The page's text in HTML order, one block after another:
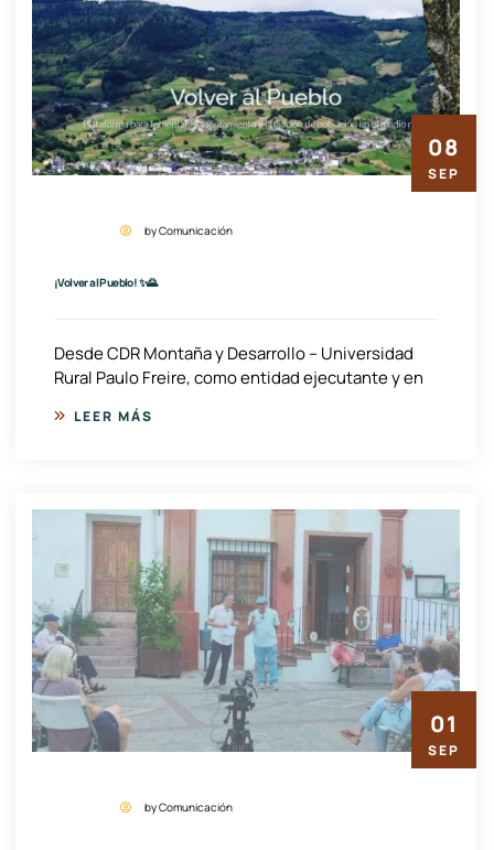
by Comunicación
¡Volver al Pueblo! ✨🌄
Desde CDR Montaña y Desarrollo – Universidad
Rural Paulo Freire, como entidad ejecutante y en
LEER MÁS
08
SEP
by Comunicación
01
SEP